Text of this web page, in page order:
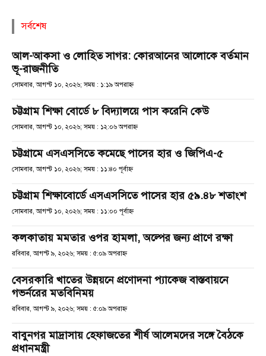
সর্বশেষ
আল-আকসা ও লোহিত সাগর: কোরআনের আলোকে বর্তমান
ভূ-রাজনীতি
সোমবার, আগস্ট ১০, ২০২৬; সময় : ১:১৯ অপরাহ্ণ
চট্টগ্রাম শিক্ষা বোর্ডে ৮ বিদ্যালয়ে পাস করেনি কেউ
সোমবার, আগস্ট ১০, ২০২৬; সময় : ১২:০৬ অপরাহ্ণ
চট্টগ্রামে এসএসসিতে কমেছে পাসের হার ও জিপিএ-৫
সোমবার, আগস্ট ১০, ২০২৬; সময় : ১১:৪০ পূর্বাহ্ণ
চট্টগ্রাম শিক্ষাবোর্ডে এসএসসিতে পাসের হার ৫৯.৪৮ শতাংশ
সোমবার, আগস্ট ১০, ২০২৬; সময় : ১১:০০ পূর্বাহ্ণ
কলকাতায় মমতার ওপর হামলা, অল্পের জন্য প্রাণে রক্ষা
রবিবার, আগস্ট ৯, ২০২৬; সময় : ৫:০৯ অপরাহ্ণ
বেসরকারি খাতের উন্নয়নে প্রণোদনা প্যাকেজ বাস্তবায়নে
গভর্নরের মতবিনিময়
রবিবার, আগস্ট ৯, ২০২৬; সময় : ৫:০৯ অপরাহ্ণ
বাবুনগর মাদ্রাসায় হেফাজতের শীর্ষ আলেমদের সঙ্গে বৈঠকে
প্রধানমন্ত্রী